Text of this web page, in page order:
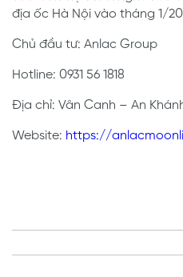
địa ốc Hà Nội vào tháng 1/
Chủ đầu tư: Anlac Group
Hotline: 0931 56 1818
Địa chỉ: Vân Canh – An
Website: https://